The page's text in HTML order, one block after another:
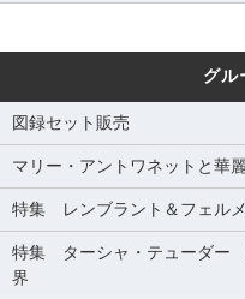
グル
図録セット販売
マリー・アントワネットと華
特集 レンブラント＆フェル
特集 ターシャ・テューダー
界